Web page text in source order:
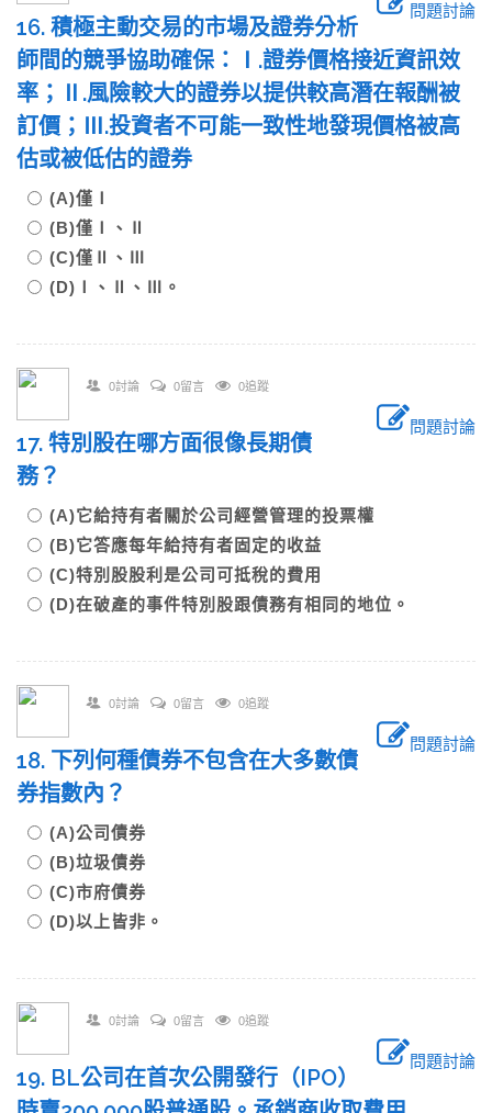
問題討論
16. 積極主動交易的市場及證券分析
師間的競爭協助確保：Ⅰ.證券價格接近資訊效
率；Ⅱ.風險較大的證券以提供較高潛在報酬被
訂價；Ⅲ.投資者不可能一致性地發現價格被高
估或被低估的證券
(A)僅Ⅰ
(B)僅Ⅰ、Ⅱ
(C)僅Ⅱ、Ⅲ
(D)Ⅰ、Ⅱ、Ⅲ。
0討論 0留言 0追蹤
問題討論
17. 特別股在哪方面很像長期債
務？
(A)它給持有者關於公司經營管理的投票權
(B)它答應每年給持有者固定的收益
(C)特別股股利是公司可抵稅的費用
(D)在破產的事件特別股跟債務有相同的地位。
0討論 0留言 0追蹤
問題討論
18. 下列何種債券不包含在大多數債
券指數內？
(A)公司債券
(B)垃圾債券
(C)市府債券
(D)以上皆非。
0討論 0留言 0追蹤
問題討論
19. BL公司在首次公開發行（IPO）